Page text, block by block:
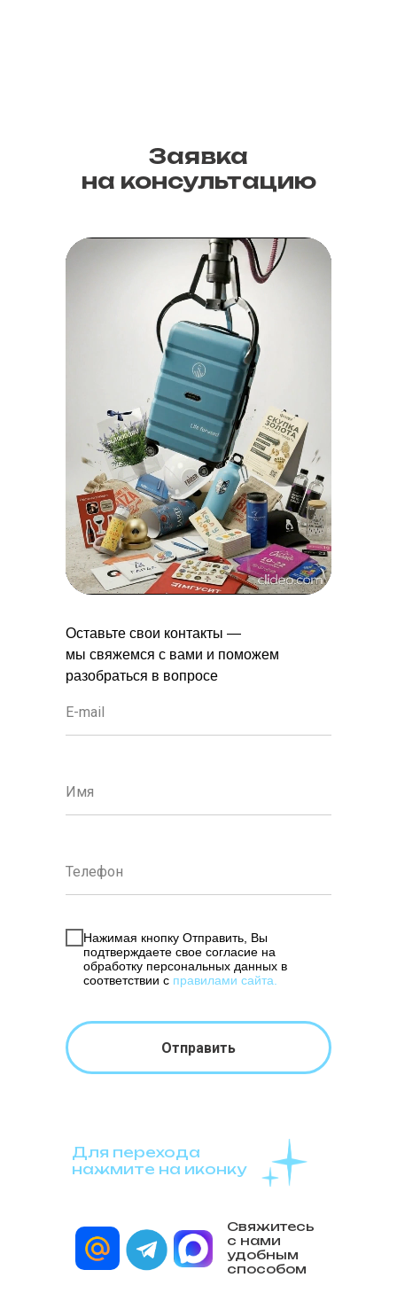
Заявка
на консультацию
Нажимая кнопку Отправить, Вы
подтверждаете свое согласие на
обработку персональных данных в
соответствии с правилами сайта
Отправить
Оставьте свои контакты —
мы свяжемся с вами и поможем
разобраться в вопросе
Свяжитесь
с нами
удобным
способом
Для перехода
нажмите на иконку